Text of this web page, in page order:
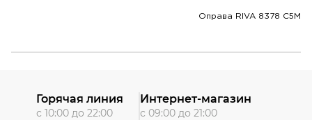
Оправа RIVA 8378 C5M
Горячая линия
с 10:00 до 22:00
Интернет-магазин
с 09:00 до 21:00